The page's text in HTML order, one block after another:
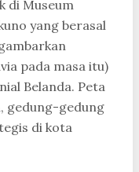
di Museum
yang berasal
pada masa itu)
Belanda. Peta
gedung-gedung
di kota